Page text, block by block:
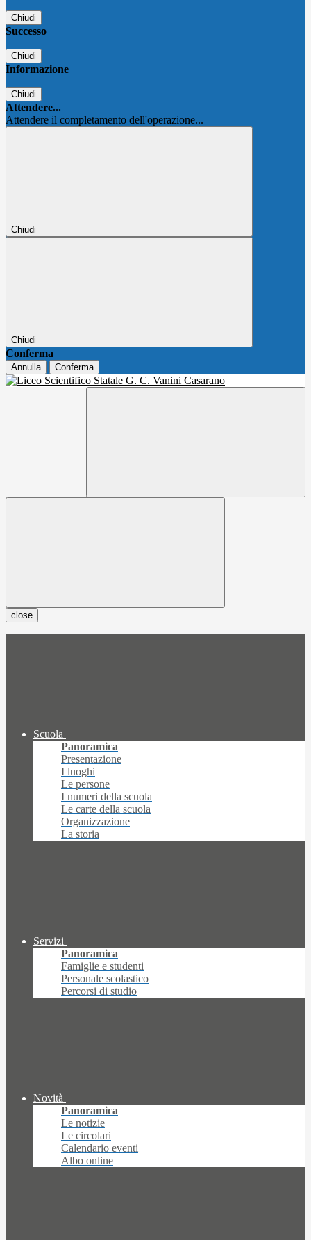
Chiudi
Successo
Chiudi
Informazione
Chiudi
Attendere...
Attendere il completamento dell'operazione...
Chiudi
Chiudi
Conferma
Annulla Conferma
close
Scuola
Panoramica
Presentazione
I luoghi
Le persone
I numeri della scuola
Le carte della scuola
Organizzazione
La storia
Servizi
Panoramica
Famiglie e studenti
Personale scolastico
Percorsi di studio
Novità
Panoramica
Le notizie
Le circolari
Calendario eventi
Albo online